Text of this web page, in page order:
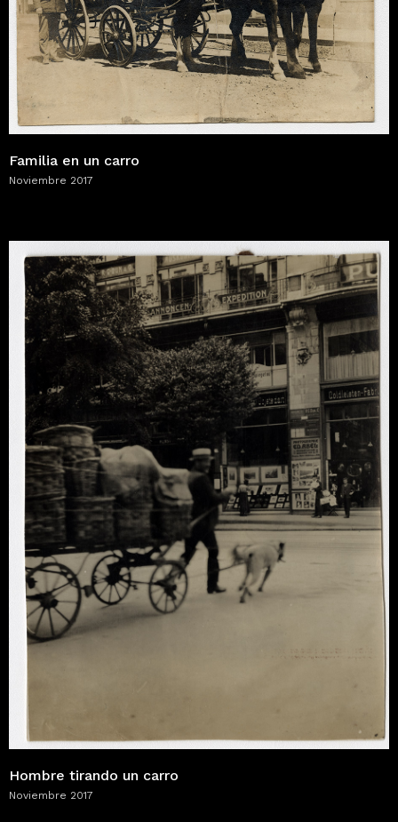
Familia en un carro
Noviembre 2017
Hombre tirando un carro
Noviembre 2017